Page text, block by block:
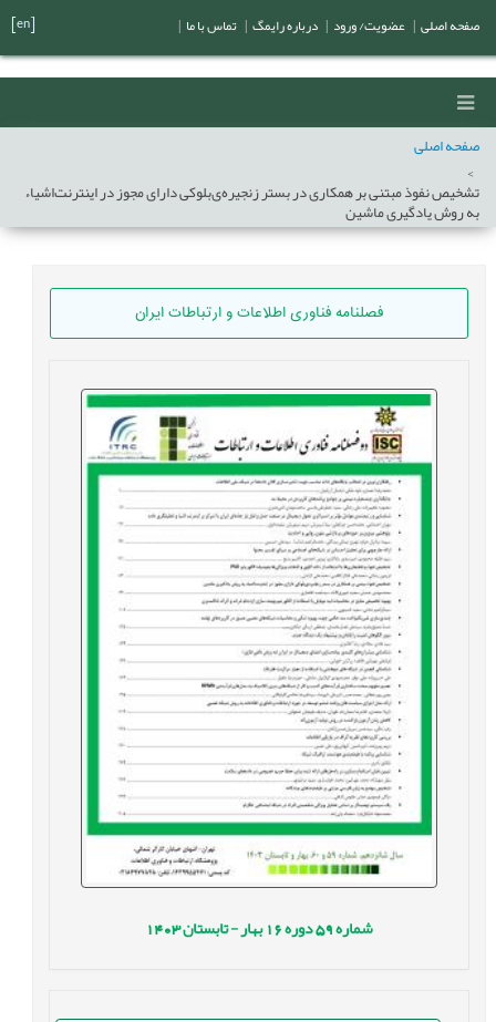
صفحه اصلی
تشخیص نفوذ مبتنی بر همکاری در بستر زنجیره‌ی‌بلوکی دارای مجوز در اینترنت‌اشیاء
به روش یادگیری ماشین
فصلنامه فناوری اطلاعات و ارتباطات ایران
شماره59 دوره16 بهار - تابستان1403
صفحه اصلی عضویت/ ورود درباره رایمگ تماس با ما